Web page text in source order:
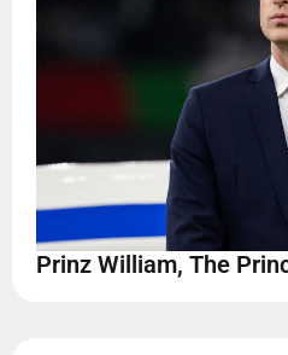
Prinz William, The